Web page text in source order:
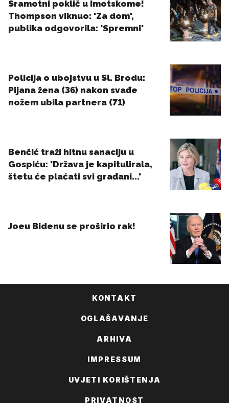
KONTAKT
OGLAŠAVANJE
ARHIVA
IMPRESSUM
UVJETI KORIŠTENJA
PRIVATNOST